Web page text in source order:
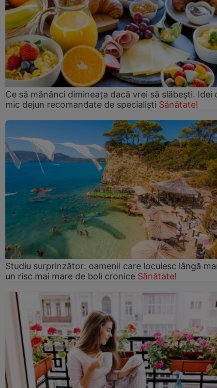
Ce să mănânci dimineața dacă vrei să slăbești. Idei
mic dejun recomandate de specialiști Sănătate!
Studiu surprinzător: oamenii care locuiesc lângă
un risc mai mare de boli cronice Sănătate!